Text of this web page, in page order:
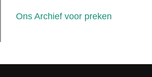
Ons Archief voor preken